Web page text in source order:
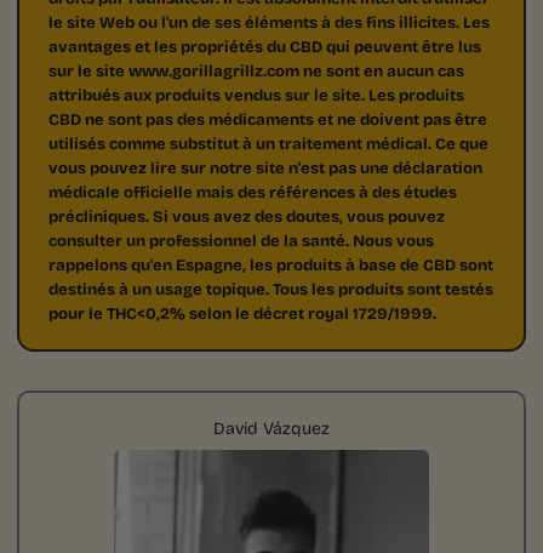
le site Web ou l'un de ses éléments à des fins illicites. Les
avantages et les propriétés du CBD qui peuvent être lus
sur le site www.gorillagrillz.com ne sont en aucun cas
attribués aux produits vendus sur le site. Les produits
CBD ne sont pas des médicaments et ne doivent pas être
utilisés comme substitut à un traitement médical. Ce que
vous pouvez lire sur notre site n'est pas une déclaration
médicale officielle mais des références à des études
précliniques. Si vous avez des doutes, vous pouvez
consulter un professionnel de la santé. Nous vous
rappelons qu'en Espagne, les produits à base de CBD sont
destinés à un usage topique. Tous les produits sont testés
pour le THC<0,2% selon le décret royal 1729/1999.
David Vázquez